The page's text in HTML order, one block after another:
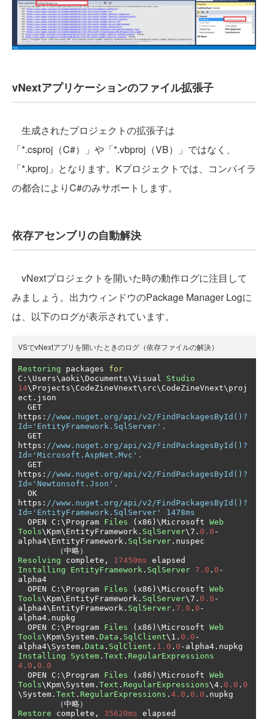
vNextアプリケーションのファイル拡張子
生成されたプロジェクトの拡張子は
「*.csproj（C#）」や「*.vbproj（VB）」ではなく、
「*.kproj」となります。Kプロジェクトでは、コンパイラ
の都合によりC#のみサポートします。
依存アセンブリの自動解決
vNextプロジェクトを開いた時の動作ログに注目して
みましょう。出力ウィンドウのPackage Manager Logに
は、以下のログが表示されています。
VSでvNextアプリを開いたときのログ（依存ファイルの解決）
Restoring packages for
C : \Users\aoki\Documents\Visual Studio
14\Projects\CodeZineVnext\src\CodeZineVnext\proj
ect . json
https : //www.nuget.org/api/v2/FindPackagesById()?
Id='EntityFramework.SqlServer'.
https : //www.nuget.org/api/v2/FindPackagesById()?
Id='Microsoft.AspNet.Mvc'.
https : //www.nuget.org/api/v2/FindPackagesById()?
Id='Newtonsoft.Json'.
https : //www.nuget.org/api/v2/FindPackagesById()?
Id='EntityFramework.SqlServer' 1478ms
  OPEN C
: \Program Files ( x86 ) \Microsoft Web
Tools\Kpm\EntityFramework . SqlServer\7 . 0.0 -
alpha4\EntityFramework . SqlServer . nuspec
（中略）
Resolving complete , 17450ms
Installing
EntityFramework . SqlServer 7.0 . 0 -
alpha4
  OPEN C
: \Program Files ( x86 ) \Microsoft Web
Tools\Kpm\EntityFramework . SqlServer\7 . 0.0 -
alpha4\EntityFramework . SqlServer . 7.0 . 0 -
alpha4 . nupkg
  OPEN C
: \Program Files ( x86 ) \Microsoft Web
Tools\Kpm\System . Data . SqlClient\1 . 0.0 -
alpha4\System . Data . SqlClient . 1.0 . 0 - alpha4 .
Installing
System . Text . RegularExpressions
4.0 . 0.0
  OPEN C
: \Program Files ( x86 ) \Microsoft Web
Tools\Kpm\System . Text . RegularExpressions\4 . 0.0 . 0
\System . Text . RegularExpressions . 4.0 . 0.0 . nupkg
（中略）
Restore complete , 35620ms elapsed